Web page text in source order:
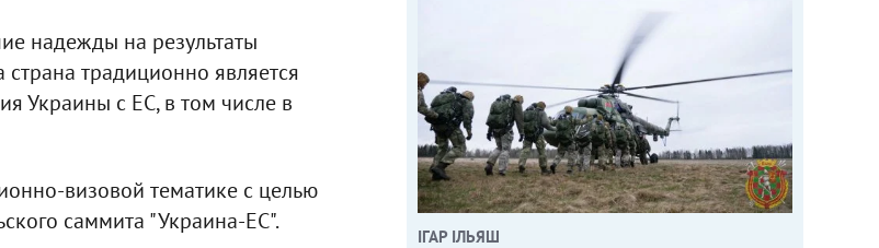
надежды на результаты
традиционно является
Украины с ЕС, в том числе в
визовой тематике с целью
саммита "Украина-ЕС".
ІГАР ІЛЬЯШ